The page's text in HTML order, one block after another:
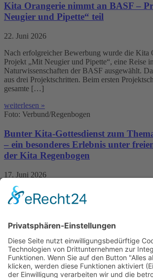
Kita Orangerie nimmt an BASF –
Neugier und Pipette“ teil
22. Juni 2026
Nach erfolgreicher Bewerbung wurde die Kita
Projekt „Mit Neugier und Pipette“, eine Reise
Naturwissenschaften der BASF ausgewählt.
aus drei Projektschritten. Beim ersten
gesamte […]
weiterlesen »
Foto: Verbund/Regenbogen
Bunter Kita-Gottesdienst zum
– ein besonderes Erlebnis unter
der Kita Regenbogen
17. Juni 2026
Am vergangenen Sonntag haben drei Kitas
Trägerverbundes – Kita Regenbogen
das neue Außengelände der Kita Regenbogen,
weiterlesen »
mehr Beiträge »